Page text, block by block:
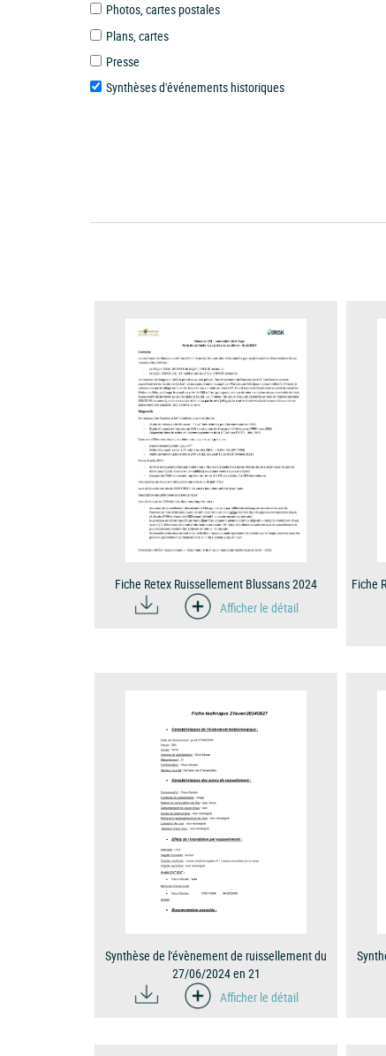
Photos, cartes postales
Plans, cartes
Presse
Synthèses d'événements historiques
Fiche Retex Ruissellement Blussans 2024
Afficher le détail
Fiche
Synthèse de l'évènement de ruissellement du
27/06/2024 en 21
Afficher le détail